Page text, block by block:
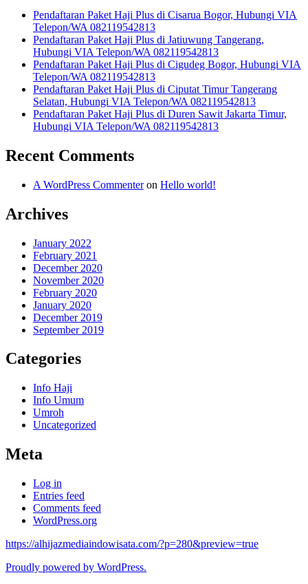
Pendaftaran Paket Haji Plus di Cisarua Bogor, Hubungi VIA
Telepon/WA 082119542813
Pendaftaran Paket Haji Plus di Jatiuwung Tangerang,
Hubungi VIA Telepon/WA 082119542813
Pendaftaran Paket Haji Plus di Cigudeg Bogor, Hubungi VIA
Telepon/WA 082119542813
Pendaftaran Paket Haji Plus di Ciputat Timur Tangerang
Selatan, Hubungi VIA Telepon/WA 082119542813
Pendaftaran Paket Haji Plus di Duren Sawit Jakarta Timur,
Hubungi VIA Telepon/WA 082119542813
Recent Comments
A WordPress Commenteron Hello world!
Archives
January 2022
February 2021
December 2020
November 2020
February 2020
January 2020
December 2019
September 2019
Categories
Info Haji
Info Umum
Umroh
Uncategorized
Meta
Log in
Entries feed
Comments feed
WordPress.org
https://alhijazmediaindowisata.com/?p=280&preview=true
Proudly powered by WordPress.